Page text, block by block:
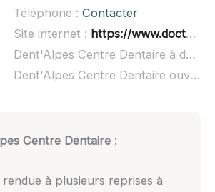
Téléphone : Contacter
Site internet : https://www.doctolib.fr/centre-dentaire/fontaine/centre-dentaire-dent-alpes
Dent'Alpes Centre Dentaire à domicile :
Dent'Alpes Centre Dentaire ouvert dimanche :
Centre Dentaire:
à plusieurs reprises à